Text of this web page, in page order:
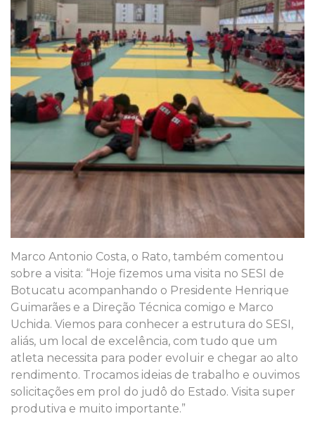
Marco Antonio Costa, o Rato, também comentou
sobre a visita: “Hoje fizemos uma visita no SESI de
Botucatu acompanhando o Presidente Henrique
Guimarães e a Direção Técnica comigo e Marco
Uchida. Viemos para conhecer a estrutura do SESI,
aliás, um local de excelência, com tudo que um
atleta necessita para poder evoluir e chegar ao alto
rendimento. Trocamos ideias de trabalho e ouvimos
solicitações em prol do judô do Estado. Visita super
produtiva e muito importante.”